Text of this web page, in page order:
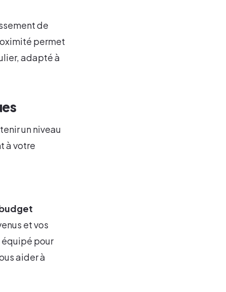
de
permet
adapté à
un niveau
à votre
et vos
équipé pour
aider à